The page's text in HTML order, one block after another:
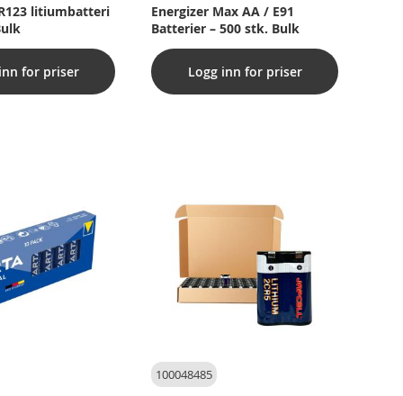
litiumbatteri
for priser
Energizer Max AA / E91
Batterier – 500 stk. Bulk
Logg inn for priser
100048485